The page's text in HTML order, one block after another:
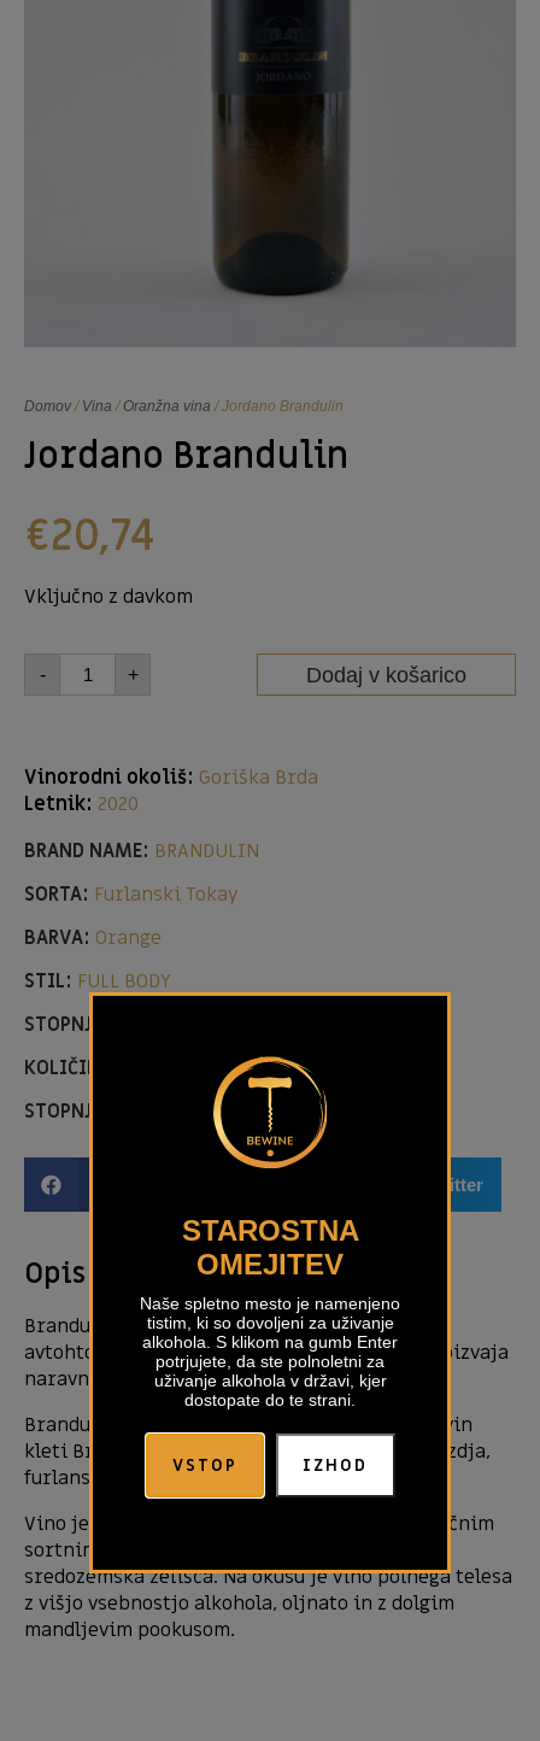
STAROSTNA
OMEJITEV
Naše spletno mesto je namenjeno
tistim, ki so dovoljeni za uživanje
alkohola. S klikom na gumb Enter
potrjujete, da ste polnoletni za
uživanje alkohola v državi, kjer
dostopate do te strani.
VSTOP IZHOD
Domov/ Vina / Oranžna vina / Jordano Brandulin
Jordano Brandulin
€20,74
Vključno z davkom
- + Dodaj v košarico
Vinorodni okoliš: Goriška Brda
Letnik: 2020
BRAND NAME: BRANDULIN
SORTA: Furlanski Tokay
BARVA: Orange
STIL: FULL BODY
STOPNJA SLADKORJA:
KOLIČINA:
STOPNJA ALKOHOLA: 14,00 %
Twitter
Opis izdelka
Brandulin izraža pravi terroir Goriških Brd in
avtohtonih sort grozdja. Ta majhna posest proizvaja
naravna vina z izrazitim značajem.
Brandulin Jordano je še eno izmed vrhunskih vin
kleti Brandulin, ki temelji na lokalni sorti grozdja,
furlanskem tokaju.
Vino je rumene barve z zlatimi odtenki in tipičnim
sortnim šopkom, v katerem prevladujejo
sredozemska zelišča. Na okusu je vino polnega telesa
z višjo vsebnostjo alkohola, oljnato in z dolgim
mandljevim pookusom.